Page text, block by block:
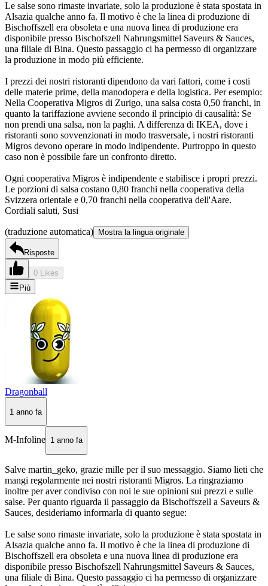
Le salse sono rimaste invariate, solo la produzione è stata spostata in
Alsazia qualche anno fa. Il motivo è che la linea di produzione di
Bischoffszell era obsoleta e una nuova linea di produzione era
disponibile presso Bischofszell Nahrungsmittel Saveurs & Sauces,
una filiale di Bina. Questo passaggio ci ha permesso di organizzare
la produzione in modo più efficiente.
I prezzi dei nostri ristoranti dipendono da vari fattori, come i costi
delle materie prime, della manodopera e della logistica. Per esempio:
Nella Cooperativa Migros di Zurigo, una salsa costa 0,50 franchi, in
quanto la tariffazione avviene secondo il principio di causalità: Se
non prendi una salsa, non la paghi. A differenza di IKEA, dove i
ristoranti sono sovvenzionati in modo trasversale, i nostri ristoranti
Migros devono operare in modo indipendente. Purtroppo in questo
caso non è possibile fare un confronto diretto.
Ogni cooperativa Migros è indipendente e stabilisce i propri prezzi.
Le porzioni di salsa costano 0,80 franchi nella cooperativa della
Svizzera orientale e 0,70 franchi nella cooperativa dell'Aare.
Cordiali saluti, Susi
(traduzione automatica) Mostra la lingua originale
Risposte
0 Likes
Più
Dragonball
1 anno fa
M-Infoline 1 anno fa
Salve martin_geko, grazie mille per il suo messaggio. Siamo lieti che
mangi regolarmente nei nostri ristoranti Migros. La ringraziamo
inoltre per aver condiviso con noi le sue opinioni sui prezzi e sulle
salse. Per quanto riguarda il passaggio da Bischoffszell a Saveurs &
Sauces, desideriamo informarla di quanto segue:
Le salse sono rimaste invariate, solo la produzione è stata spostata in
Alsazia qualche anno fa. Il motivo è che la linea di produzione di
Bischoffszell era obsoleta e una nuova linea di produzione era
disponibile presso Bischofszell Nahrungsmittel Saveurs & Sauces,
una filiale di Bina. Questo passaggio ci ha permesso di organizzare